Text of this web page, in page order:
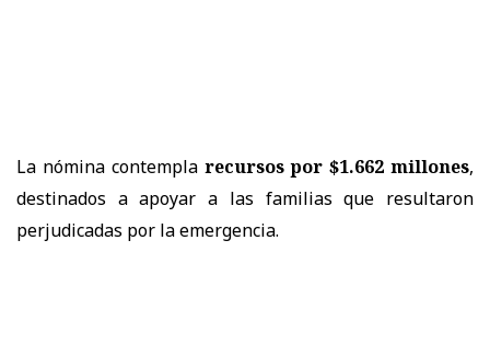
La nómina contempla recursos por $1.662 millones,
destinados a apoyar a las familias que resultaron
perjudicadas por la emergencia.